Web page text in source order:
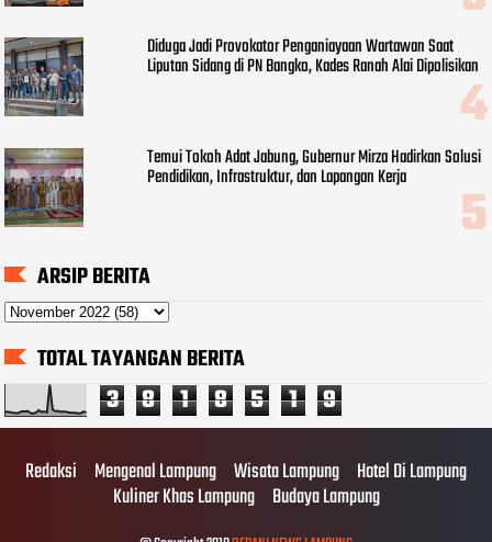
Diduga Jadi Provokator Penganiayaan Wartawan Saat
Liputan Sidang di PN Bangko, Kades Ranah Alai Dipolisikan
Temui Tokoh Adat Jabung, Gubernur Mirza Hadirkan Solusi
Pendidikan, Infrastruktur, dan Lapangan Kerja
ARSIP BERITA
TOTAL TAYANGAN BERITA
3 8 1 8 5 1 9
Redaksi Mengenal Lampung Wisata Lampung Hotel Di Lampung
Kuliner Khas Lampung Budaya Lampung